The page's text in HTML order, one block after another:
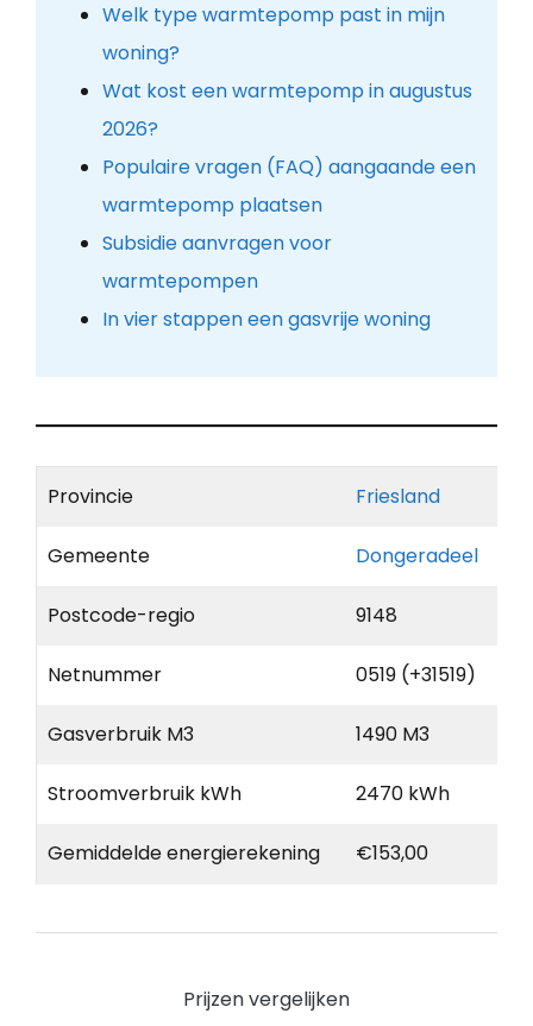
Welk type warmtepomp past in mijn
woning?
Wat kost een warmtepomp in augustus
2026?
Populaire vragen (FAQ) aangaande een
warmtepomp plaatsen
Subsidie aanvragen voor
warmtepompen
In vier stappen een gasvrije woning
Provincie Friesland
Gemeente Dongeradeel
Postcode-regio 9148
Netnummer 0519 (+31519)
Gasverbruik M3 1490 M3
Stroomverbruik kWh 2470 kWh
Gemiddelde energierekening €153,00
Prijzen vergelijken